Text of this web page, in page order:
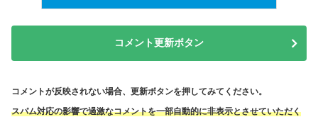
コメント更新ボタン
コメントが反映されない場合、更新ボタンを押してみてください。
スパム対応の影響で過激なコメントを一部自動的に非表示とさせていただく